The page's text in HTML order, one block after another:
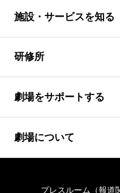
施設・サービスを知る
研修所
劇場をサポートする
劇場について
プレスルーム（報道